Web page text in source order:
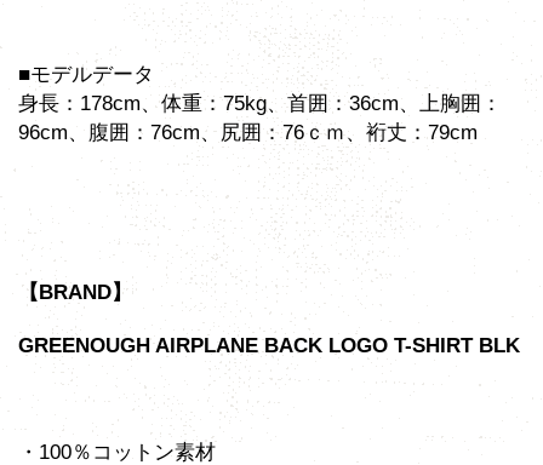
■モデルデータ
身長：178cm、体重：75kg、首囲：36cm、上胸囲：
96cm、腹囲：76cm、尻囲：76ｃｍ、裄丈：79cm
【BRAND】
GREENOUGH AIRPLANE BACK LOGO T-SHIRT BLK
・100％コットン素材